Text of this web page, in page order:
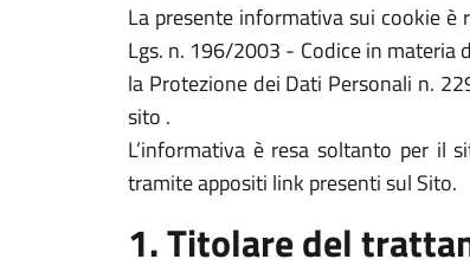
La presente informativa sui cookie
Lgs. n. 196/2003 - Codice in materia
la Protezione dei Dati Personali n.
sito .
L’informativa è resa soltanto per il
tramite appositi link presenti sul Sito.
1. Titolare del